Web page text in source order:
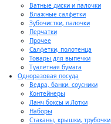
Ватные диски и палочки
Влажные салфетки
Зубочистки, палочки
Перчатки
Прочее
Салфетки, полотенца
Товары для выпечки
Туалетная бумага
Одноразовая посуда
Ведра, банки, соусники
Контейнеры
Ланч боксы и Лотки
Наборы
Стаканы, крышки, трубочки